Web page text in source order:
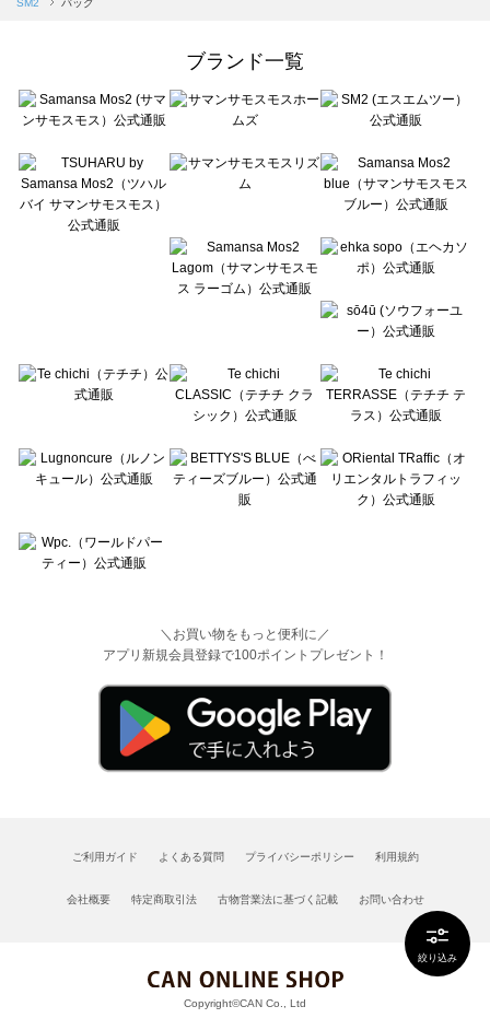
絞り込み
sō4ū（ソウフォーユー）のバッグ一覧
Te chichi（テチチ）のバッグ一覧
Te chichi CLASSIC（テチチ クラシック）のバッグ一覧
Lugnoncure（ルノンキュール）のバッグ一覧
BETTY'S BLUE（べティーズブルー）のバッグ一覧
Wpc.（ワールドパーティー）のバッグ一覧
SM2 バッグ
ブランド一覧
＼お買い物をもっと便利に／
アプリ新規会員登録で100ポイントプレゼント！
ご利用ガイド よくある質問 プライバシーポリシー 利用規約
会社概要 特定商取引法 古物営業法に基づく記載 お問い合わせ
Copyright©CAN Co., Ltd